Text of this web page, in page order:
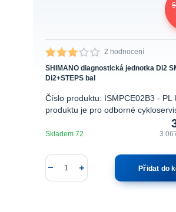
2 hodnocení
SHIMANO diagnostická jednotka Di2
Di2+STEPS bal
Číslo produktu: ISMPCE02B3 - PL
produktu je pro odborné
3
Skladem 72
Přidat do